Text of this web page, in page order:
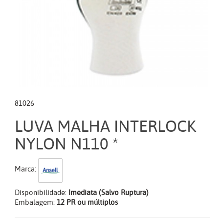
81026
LUVA MALHA INTERLOCK
NYLON N110 *
Marca:
Disponibilidade: Imediata (Salvo Ruptura)
Embalagem:12 PR ou múltiplos